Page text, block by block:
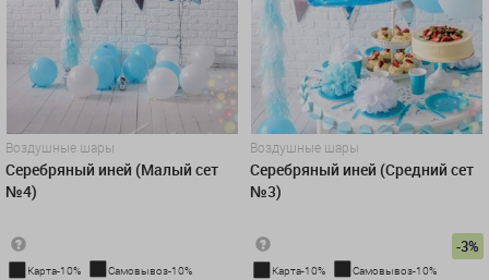
Воздушные шары
Серебряный иней (Малый сет
№4)
Карта-10% Самовывоз-10%
Воздушные шары
Серебряный иней (Средний сет
№3)
-3%
Карта-10% Самовывоз-10%